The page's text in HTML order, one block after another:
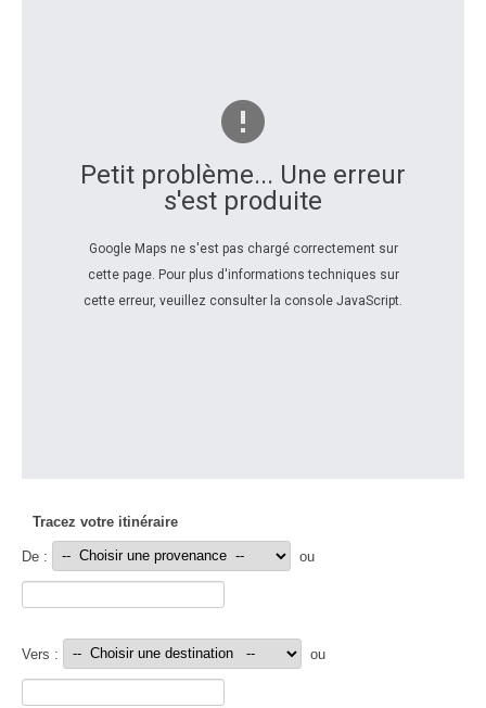
Petit problème... Une erreur
s'est produite
Google Maps ne s'est pas chargé correctement sur
cette page. Pour plus d'informations techniques sur
cette erreur, veuillez consulter la console JavaScript.
Tracez votre itinéraire
De : ou
Vers : ou